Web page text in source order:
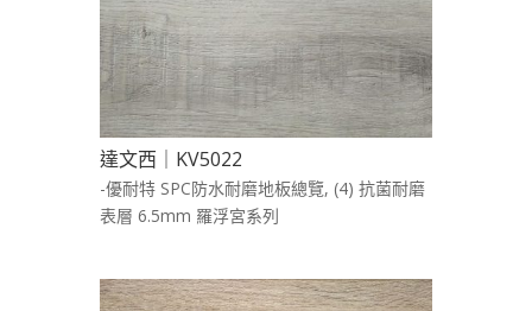
達文西｜KV5022
-優耐特 SPC防水耐磨地板總覽, (4) 抗菌耐磨
表層 6.5mm 羅浮宮系列